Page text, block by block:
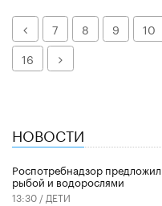
Назад
7 8 9 10
16
Далее
НОВОСТИ
Роспотребнадзор
рыбой и водорослями
13:30 / ДЕТИ